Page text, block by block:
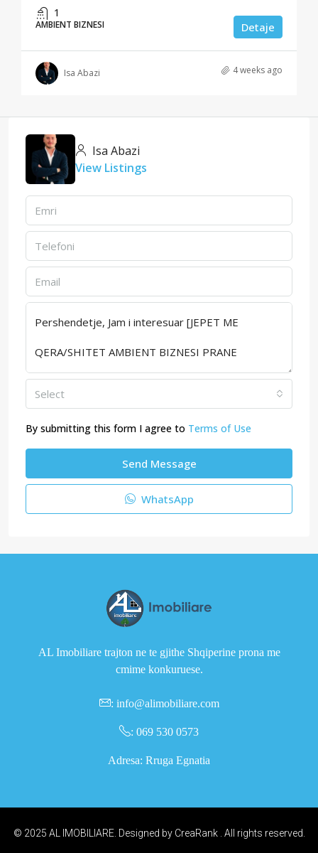
1
AMBIENT BIZNESI Detaje
Isa Abazi 4 weeks ago
Isa Abazi
View Listings
Select
By submitting this form I agree to Terms of Use
Send Message
WhatsApp
AL Imobiliare trajton ne te gjithe Shqiperine prona me
cmime konkuruese.
: info@alimobiliare.com
: 069 530 0573
Adresa: Rruga Egnatia
© 2025 AL IMOBILIARE. Designed by CreaRank. All rights reserved.